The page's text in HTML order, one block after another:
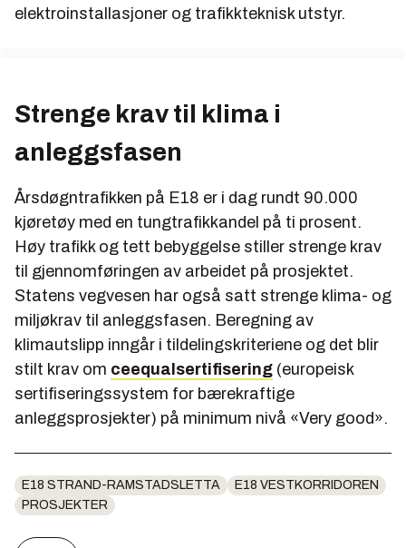
elektroinstallasjoner og trafikkteknisk utstyr.
Strenge krav til klima i
anleggsfasen
Årsdøgntrafikken på E18 er i dag rundt 90.000
kjøretøy med en tungtrafikkandel på ti prosent.
Høy trafikk og tett bebyggelse stiller strenge krav
til gjennomføringen av arbeidet på prosjektet.
Statens vegvesen har også satt strenge klima- og
miljøkrav til anleggsfasen. Beregning av
klimautslipp inngår i tildelingskriteriene og det blir
stilt krav om ceequalsertifisering (europeisk
sertifiseringssystem for bærekraftige
anleggsprosjekter) på minimum nivå «Very good».
E18 STRAND-RAMSTADSLETTA
E18 VESTKORRIDOREN
PROSJEKTER